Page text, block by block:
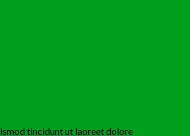
tincidunt ut laoreet dolore